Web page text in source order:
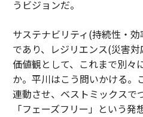
うビジョンだ。
サステナビリティ(持続性・
であり、レジリエンス(災害
価値観として、これまで別々
か。平川はこう問いかける
連動させ、ベストミックスで
「フェーズフリー」という発